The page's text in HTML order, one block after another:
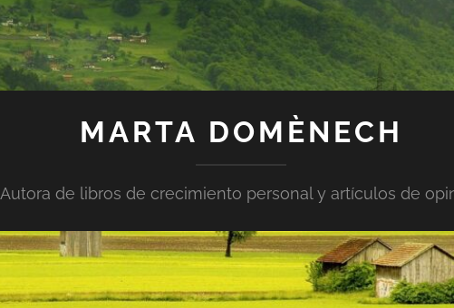
MARTA DOMÈNECH
Autora de libros de crecimiento personal y artículos de